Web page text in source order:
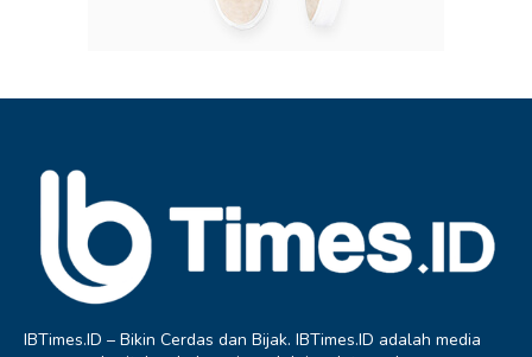
IBTimes.ID – Bikin Cerdas dan Bijak. IBTimes.ID adalah media